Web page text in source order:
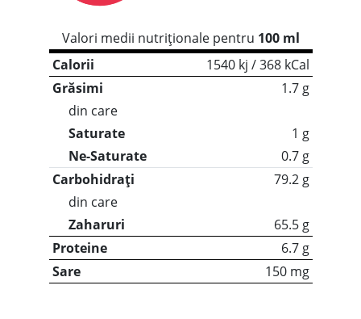
Valori medii nutriționale pentru 100 ml
Calorii
1540 kj / 368 kCal
Grăsimi
1.7 g
din care
Saturate
1 g
Ne-Saturate
0.7 g
Carbohidrați
79.2 g
din care
Zaharuri
65.5 g
Proteine
6.7 g
Sare
150 mg